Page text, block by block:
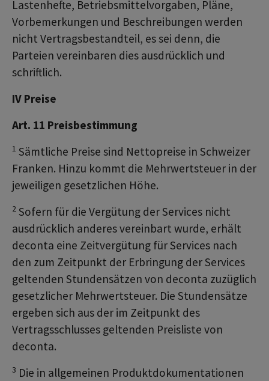
Lastenhefte, Betriebsmittelvorgaben, Pläne,
Vorbemerkungen und Beschreibungen werden
nicht Vertragsbestandteil, es sei denn, die
Parteien vereinbaren dies ausdrücklich und
schriftlich.
IV Preise
Art. 11 Preisbestimmung
1 Sämtliche Preise sind Nettopreise in Schweizer
Franken. Hinzu kommt die Mehrwertsteuer in der
jeweiligen gesetzlichen Höhe.
2 Sofern für die Vergütung der Services nicht
ausdrücklich anderes vereinbart wurde, erhält
deconta eine Zeitvergütung für Services nach
den zum Zeitpunkt der Erbringung der Services
geltenden Stundensätzen von deconta zuzüglich
gesetzlicher Mehrwertsteuer. Die Stundensätze
ergeben sich aus der im Zeitpunkt des
Vertragsschlusses geltenden Preisliste von
deconta.
3 Die in allgemeinen Produktdokumentationen